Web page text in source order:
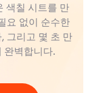
색칠 시트를 만
요 없이 순수한
그리고 몇 초 만
완벽합니다.